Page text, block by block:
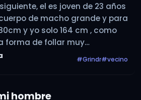
el es joven de 23 años
de macho grande y para
y yo solo 164 cm , como
forma de follar muy
#Grindr#vecino
hombre